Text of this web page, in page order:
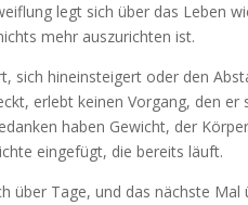
legt sich über das Leben
mehr auszurichten ist.
sich hineinsteigert oder den
erlebt keinen Vorgang, den er
haben Gewicht, der
eingefügt, die bereits läuft.
über Tage, und das nächste Mal